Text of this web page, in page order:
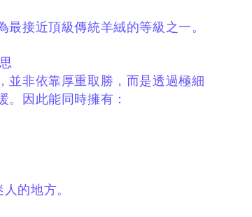
最接近頂級傳統羊絨的等級之一。
並非依靠厚重取勝， 而是透過極細
因此能同時擁有：
的地方。